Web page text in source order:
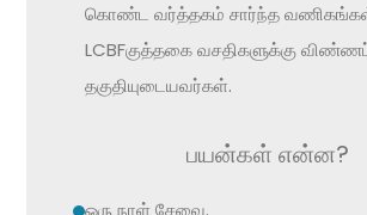
கொண்ட வர்த்தகம் சார்ந்த
LCBFகுத்தகை வசதிகளுக்கு
தகுதியுடையவர்கள்.
பயன்கள் என்ன?
ஒரு நாள் சேவை.